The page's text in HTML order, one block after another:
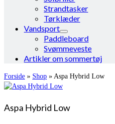
Strandtasker
Tørklæder
Vandsport
Paddleboard
Svømmeveste
Artikler om sommertøj
Forside » Shop » Aspa Hybrid Low
Aspa Hybrid Low